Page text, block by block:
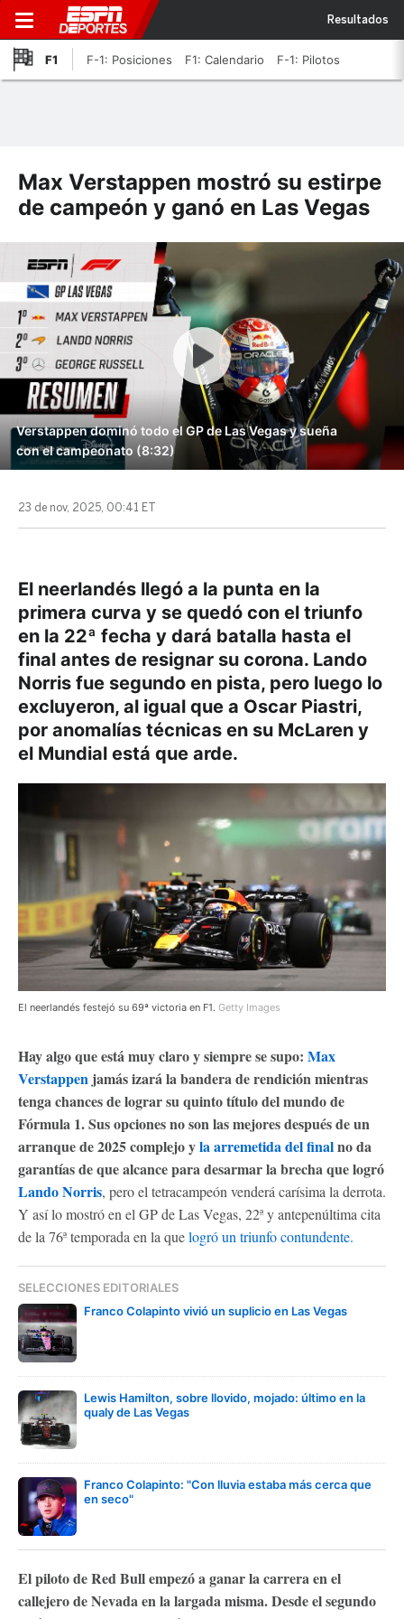
Resultados
F1 F-1: Posiciones F1: Calendario F-1: Pilotos
Max Verstappen mostró su estirpe
de campeón y ganó en Las Vegas
Verstappen dominó todo el GP de Las Vegas y sueña
con el campeonato (8:32)
23 de nov, 2025, 00:41 ET
El neerlandés llegó a la punta en la
primera curva y se quedó con el triunfo
en la 22ª fecha y dará batalla hasta el
final antes de resignar su corona. Lando
Norris fue segundo en pista, pero luego lo
excluyeron, al igual que a Oscar Piastri,
por anomalías técnicas en su McLaren y
el Mundial está que arde.
El neerlandés festejó su 69ª victoria en F1. Getty Images
Hay algo que está muy claro y siempre se supo: Max
Verstappen jamás izará la bandera de rendición mientras
tenga chances de lograr su quinto título del mundo de
Fórmula 1. Sus opciones no son las mejores después de un
arranque de 2025 complejo yla arremetida del finalno da
garantías de que alcance para desarmar la brecha que logró
Lando Norris, pero el tetracampeón venderá carísima la derrota.
Y así lo mostró en el GP de Las Vegas, 22ª y antepenúltima cita
de la 76ª temporada en la quelogró un triunfo contundente.
SELECCIONES EDITORIALES
Franco Colapinto vivió un suplicio en Las Vegas
Lewis Hamilton, sobre llovido, mojado: último en la
qualy de Las Vegas
Franco Colapinto: "Con lluvia estaba más cerca que
en seco"
El piloto de Red Bull empezó a ganar la carrera en el
callejero de Nevada en la largada misma. Desde el segundo